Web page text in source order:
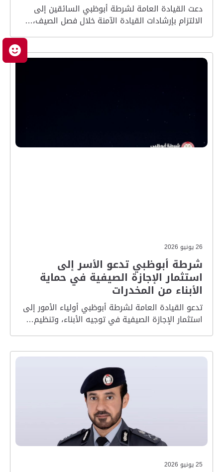
دعت القيادة العامة لشرطة أبوظبي السائقين إلى
الالتزام بإرشادات القيادة الآمنة خلال فصل الصيف،…
26 يونيو 2026
شرطة أبوظبي تدعو الأسر إلى
استثمار الإجازة الصيفية في حماية
الأبناء من المخدرات
تدعو القيادة العامة لشرطة أبوظبي أولياء الأمور إلى
استثمار الإجازة الصيفية في توجيه الأبناء، وتنظيم…
25 يونيو 2026